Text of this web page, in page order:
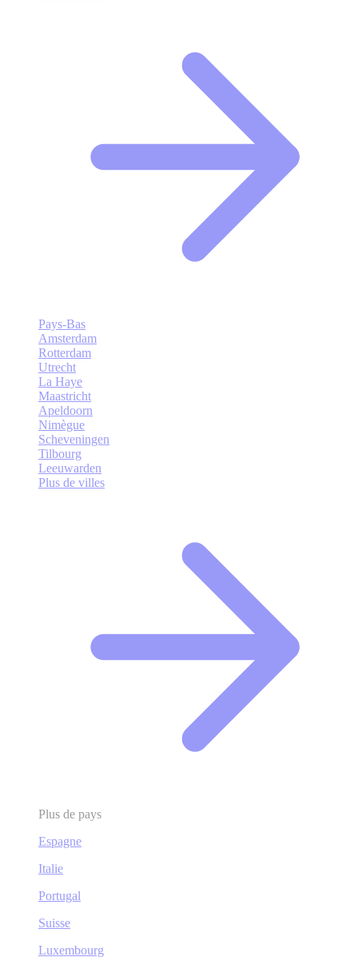
Pays-Bas
Amsterdam
Rotterdam
Utrecht
La Haye
Maastricht
Apeldoorn
Nimègue
Scheveningen
Tilbourg
Leeuwarden
Plus de villes
Plus de pays
Espagne
Italie
Portugal
Suisse
Luxembourg